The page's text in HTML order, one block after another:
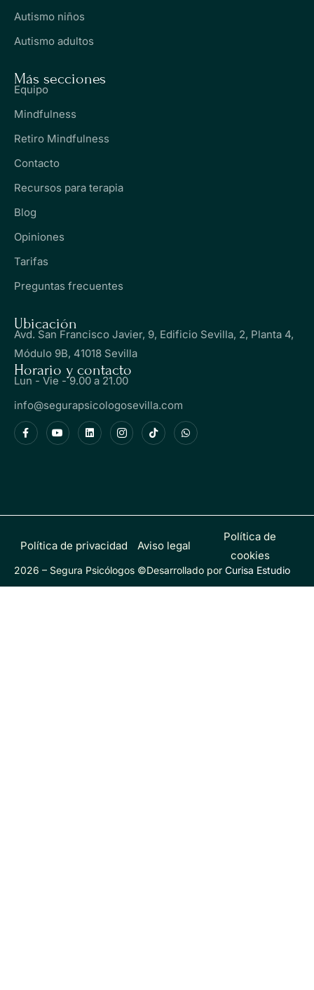
Autismo niños
Autismo adultos
Más secciones
Equipo
Mindfulness
Retiro Mindfulness
Contacto
Recursos para terapia
Blog
Opiniones
Tarifas
Preguntas frecuentes
Ubicación
Avd. San Francisco Javier, 9, Edificio Sevilla, 2, Planta 4,
Módulo 9B, 41018 Sevilla
Horario y contacto
Lun - Vie - 9.00 a 21.00
info@segurapsicologosevilla.com
2026 – Segura Psicólogos ©Desarrollado por Curisa Estudio
Política de privacidad Aviso legal
Política de
cookies